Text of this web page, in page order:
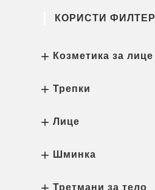
КОРИСТИ ФИЛТЕР
Козметика за лице
Трепки
Лице
Шминка
Третмани за тело